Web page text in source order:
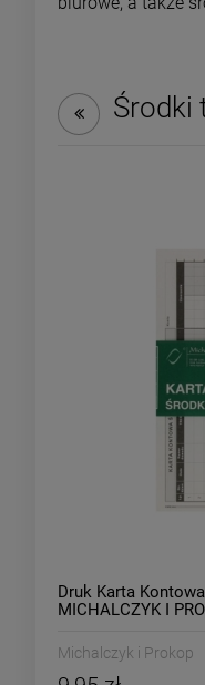
Środki
Druk Karta
MICHALCZYK I
Michalczyk i Prokop